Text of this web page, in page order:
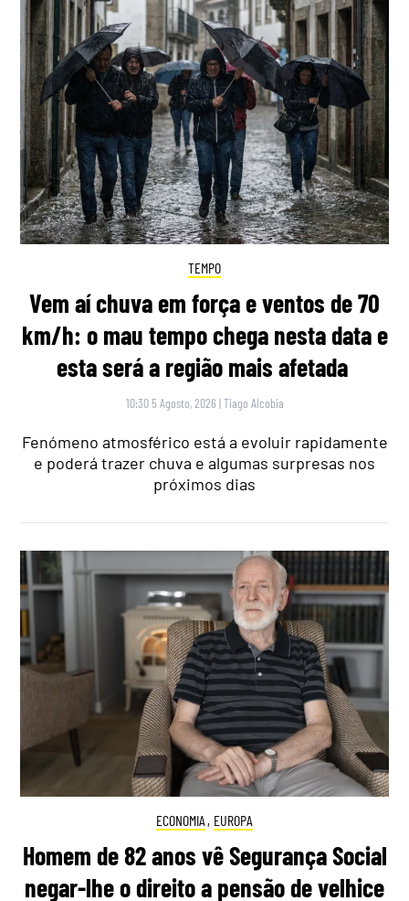
TEMPO
Vem aí chuva em força e ventos de 70
km/h: o mau tempo chega nesta data e
esta será a região mais afetada
10:30 5 Agosto, 2026 |Tiago Alcobia
Fenómeno atmosférico está a evoluir rapidamente
e poderá trazer chuva e algumas surpresas nos
próximos dias
ECONOMIA , EUROPA
Homem de 82 anos vê Segurança Social
negar-lhe o direito a pensão de velhice